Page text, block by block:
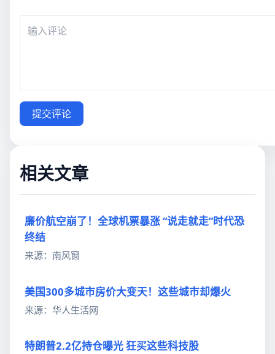
提交评论
相关文章
廉价航空崩了！全球机票暴涨 “说走就走”时代恐
终结
来源：南风窗
美国300多城市房价大变天！这些城市却爆火
来源：华人生活网
特朗普2.2亿持仓曝光 狂买这些科技股